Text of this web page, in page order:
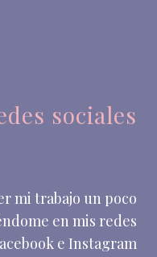
sociales
mi trabajo un poco
en mis redes
e Instagram